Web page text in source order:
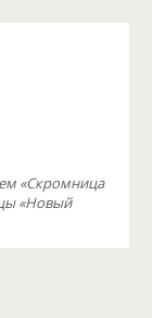
«Скромница
«Новый